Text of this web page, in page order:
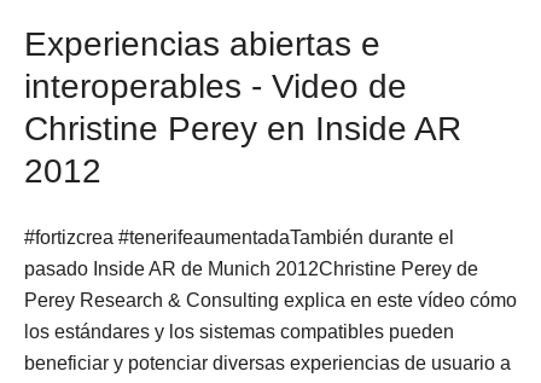
Experiencias abiertas e
interoperables - Video de
Christine Perey en Inside AR
2012
#fortizcrea #tenerifeaumentadaTambién durante el
pasado Inside AR de Munich 2012Christine Perey de
Perey Research & Consulting explica en este vídeo cómo
los estándares y los sistemas compatibles pueden
beneficiar y potenciar diversas experiencias de usuario a